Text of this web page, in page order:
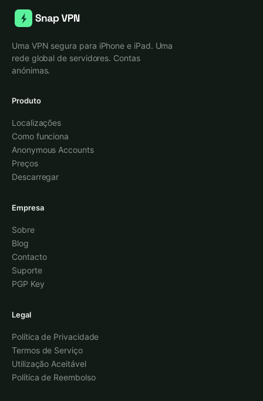
Uma VPN segura para iPhone e iPad. Uma
rede global de servidores. Contas
anónimas.
Produto
Localizações
Como funciona
Anonymous Accounts
Preços
Descarregar
Empresa
Sobre
Blog
Contacto
Suporte
PGP Key
Legal
Política de Privacidade
Termos de Serviço
Utilização Aceitável
Política de Reembolso